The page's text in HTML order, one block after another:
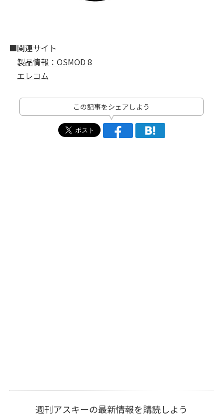
■関連サイト
製品情報：OSMOD 8
エレコム
この記事をシェアしよう
週刊アスキーの最新情報を購読しよう